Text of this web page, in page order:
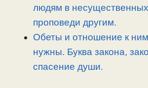
людям в
проповеди другим.
Обеты и отношение к
нужны. Буква закона,
спасение души.